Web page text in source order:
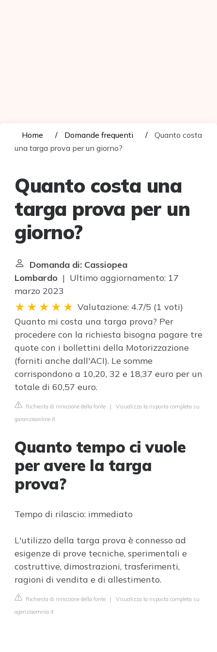
Home Domande frequenti
Quanto costa
una targa prova per un giorno?
Quanto costa una
targa prova per un
giorno?
Domanda di: Cassiopea
Lombardo | Ultimo aggiornamento: 17
marzo 2023
Valutazione: 4.7/5 (1 voti)
Quanto mi costa una targa prova? Per
procedere con la richiesta bisogna pagare tre
quote con i bollettini della Motorizzazione
(forniti anche dall'ACI). Le somme
corrispondono a 10,20, 32 e 18,37 euro per un
totale di 60,57 euro.
Richiesta di rimozione della fonte | Visualizza la risposta completa su
garanziaonline.it
Quanto tempo ci vuole
per avere la targa
prova?
Tempo di rilascio: immediato
L'utilizzo della targa prova è connesso ad
esigenze di prove tecniche, sperimentali e
costruttive, dimostrazioni, trasferimenti,
ragioni di vendita e di allestimento.
Richiesta di rimozione della fonte | Visualizza la risposta completa su
agenziaomnia.it